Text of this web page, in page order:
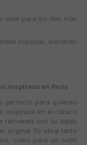
ideal para los días más
especial, elevando
inspirado en París
perfecto para quienes
Inspirada en el clásico
reinventa con su tejido
original. Es ideal tanto
como para un outfit